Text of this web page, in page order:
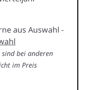
aus Auswahl -
sind bei anderen
im Preis